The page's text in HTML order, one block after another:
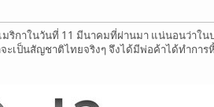
ริกาในวันที่ 11 มีนาคมที่ผ่านมา แน่นอนว่าใน
จะเป็นสัญชาติไทยจริงๆ จึงได้มีพ่อค้าได้ทำก